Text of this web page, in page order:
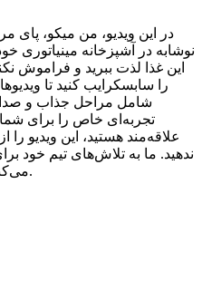
در این ویدیو، من میکو، پای
نوشابه در آشپزخانه مینیاتوری
این غذا لذت ببرید و فراموش
را سابسکرایب کنید تا
شامل مراحل جذاب و
تجربه‌ای خاص را برای شما
ندهید. ما به تلاش‌های تیم خود
می‌کنیم و از حمایت شما سپاس‌گزاریم.